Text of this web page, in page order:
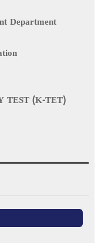
Department
TEST (K-TET)